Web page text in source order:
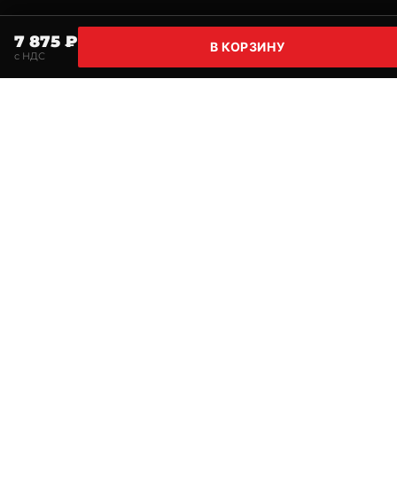
7 875 ₽
с НДС
В КОРЗИНУ
Главная Поиск Корзина Избранное